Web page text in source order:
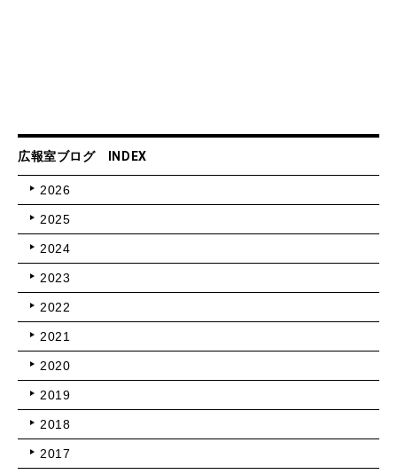
広報室ブログ INDEX
2026
2025
2024
2023
2022
2021
2020
2019
2018
2017